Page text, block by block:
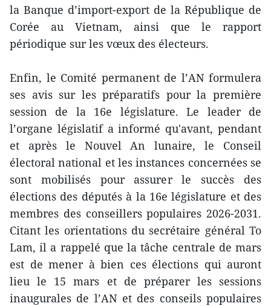
la Banque d’import-export de la République de
Corée au Vietnam, ainsi que le rapport
périodique sur les vœux des électeurs.
Enfin, le Comité permanent de l’AN formulera
ses avis sur les préparatifs pour la première
session de la 16e législature. Le leader de
l’organe législatif a informé qu'avant, pendant
et après le Nouvel An lunaire, le Conseil
électoral national et les instances concernées se
sont mobilisés pour assurer le succès des
élections des députés à la 16e législature et des
membres des conseillers populaires 2026-2031.
Citant les orientations du secrétaire général To
Lam, il a rappelé que la tâche centrale de mars
est de mener à bien ces élections qui auront
lieu le 15 mars et de préparer les sessions
inaugurales de l’AN et des conseils populaires